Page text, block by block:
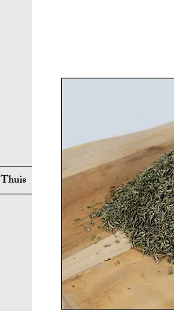
Thuis Neue Seite Neue Seite